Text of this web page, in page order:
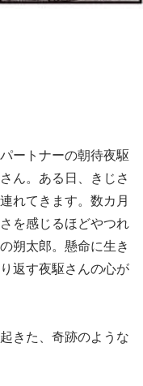
ートナーの朝待夜駆
ん。ある日、きじさ
れてきます。数カ月
を感じるほどやつれ
朔太郎。懸命に生き
返す夜駆さんの心が
きた、奇跡のような